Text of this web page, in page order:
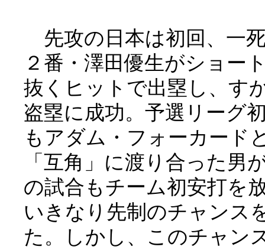
先攻の日本は初回、一
２番・澤田優生がショー
抜くヒットで出塁し、す
盗塁に成功。予選リーグ
もアダム・フォーカード
「互角」に渡り合った男
の試合もチーム初安打を
いきなり先制のチャンス
た。しかし、このチャン